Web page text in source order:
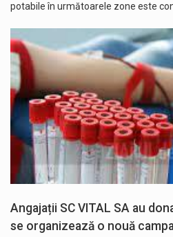
potabile în următoarele zone este
Angajații SC VITAL SA au
se organizează o nouă